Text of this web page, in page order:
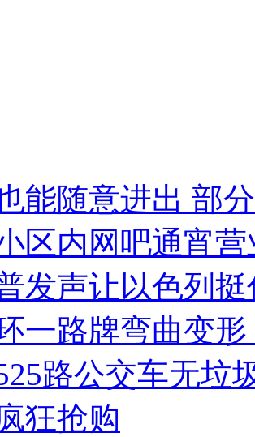
能随意进出 部
区内网吧通宵
发声让以色列挺
一路牌弯曲变
路公交车无垃
狂抢购